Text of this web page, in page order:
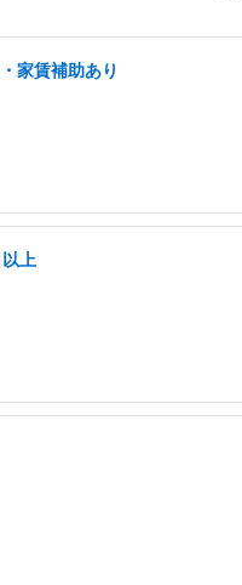
家賃補助あり
上